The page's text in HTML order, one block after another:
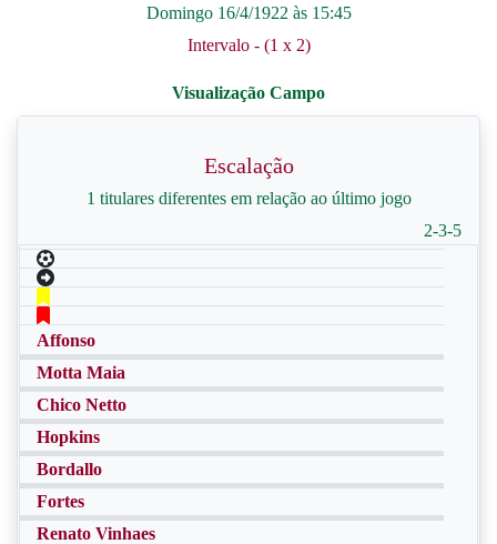
Domingo 16/4/1922 às 15:45
Intervalo - (1 x 2)
Escalação
1 titulares diferentes em relação ao último jogo
2-3-5
Affonso
Motta Maia
Chico Netto
Hopkins
Bordallo
Fortes
Renato Vinhaes